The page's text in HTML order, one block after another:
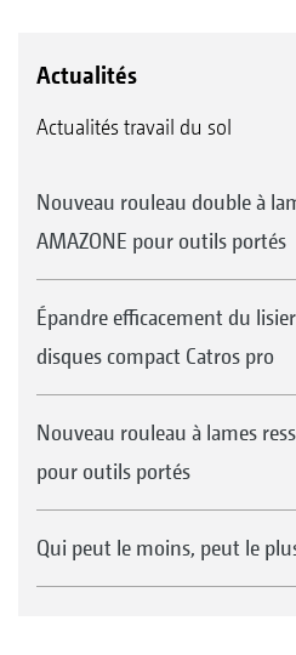
Actualités
Actualités travail du sol
Nouveau rouleau double à
AMAZONE pour outils portés
Épandre efficacement du
disques compact Catros pro
Nouveau rouleau à lames
pour outils portés
Qui peut le moins, peut le